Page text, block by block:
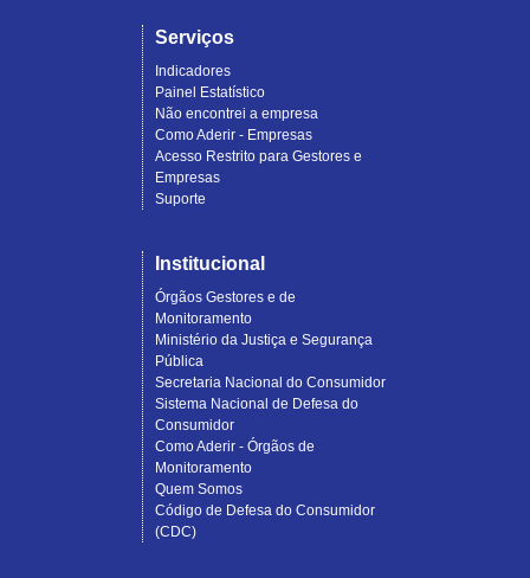
Serviços
Indicadores
Painel Estatístico
Não encontrei a empresa
Como Aderir - Empresas
Acesso Restrito para Gestores e
Empresas
Suporte
Institucional
Órgãos Gestores e de
Monitoramento
Ministério da Justiça e Segurança
Pública
Secretaria Nacional do Consumidor
Sistema Nacional de Defesa do
Consumidor
Como Aderir - Órgãos de
Monitoramento
Quem Somos
Código de Defesa do Consumidor
(CDC)